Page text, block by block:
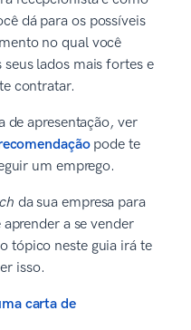
dá para os possíveis
no qual você
lados mais fortes e
contratar.
de apresentação, ver
pode te
um emprego.
da sua empresa para
a se vender
tópico neste guia irá te
isso.
carta de